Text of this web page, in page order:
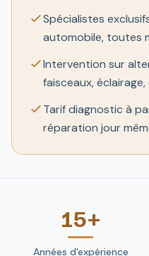
Spécialistes
automobile, toutes
Intervention sur
faisceaux,
Tarif diagnostic à
réparation jour
15+
Années d'expérience